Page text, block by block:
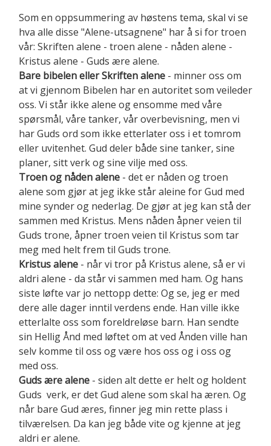
Som en oppsummering av høstens tema, skal vi se
hva alle disse "Alene-utsagnene" har å si for troen
vår: Skriften alene - troen alene - nåden alene -
Kristus alene - Guds ære alene.
Bare bibelen eller Skriften alene - minner oss om
at vi gjennom Bibelen har en autoritet som veileder
oss. Vi står ikke alene og ensomme med våre
spørsmål, våre tanker, vår overbevisning, men vi
har Guds ord som ikke etterlater oss i et tomrom
eller uvitenhet. Gud deler både sine tanker, sine
planer, sitt verk og sine vilje med oss.
Troen og nåden alene - det er nåden og troen
alene som gjør at jeg ikke står aleine for Gud med
mine synder og nederlag. De gjør at jeg kan stå der
sammen med Kristus. Mens nåden åpner veien til
Guds trone, åpner troen veien til Kristus som tar
meg med helt frem til Guds trone.
Kristus alene - når vi tror på Kristus alene, så er vi
aldri alene - da står vi sammen med ham. Og hans
siste løfte var jo nettopp dette: Og se, jeg er med
dere alle dager inntil verdens ende. Han ville ikke
etterlalte oss som foreldreløse barn. Han sendte
sin Hellig Ånd med løftet om at ved Ånden ville han
selv komme til oss og være hos oss og i oss og
med oss.
Guds ære alene - siden alt dette er helt og holdent
Guds verk, er det Gud alene som skal ha æren. Og
når bare Gud æres, finner jeg min rette plass i
tilværelsen. Da kan jeg både vite og kjenne at jeg
aldri er alene.